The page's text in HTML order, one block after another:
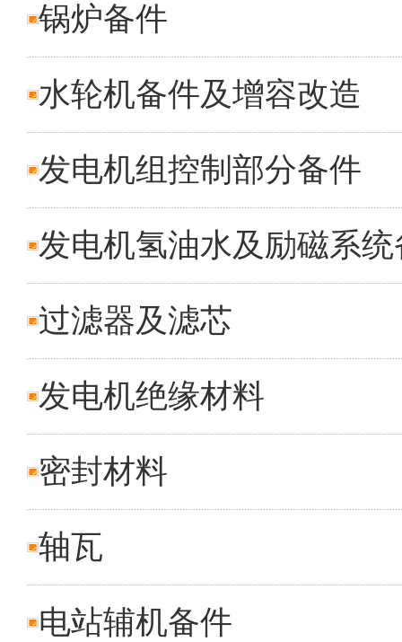
锅炉备件
水轮机备件及增容改造
发电机组控制部分备件
发电机氢油水及励磁系统
过滤器及滤芯
发电机绝缘材料
密封材料
轴瓦
电站辅机备件